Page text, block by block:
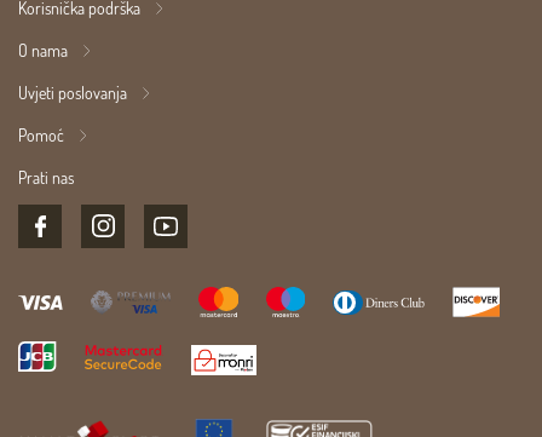
Korisnička podrška
O nama
Uvjeti poslovanja
Pomoć
Prati nas